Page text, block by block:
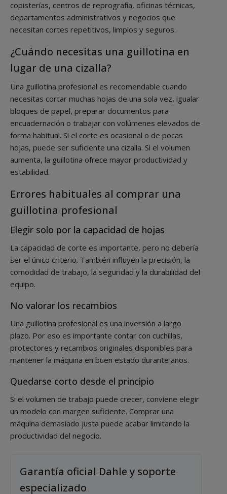
copisterías, centros de reprografía, oficinas técnicas,
departamentos administrativos y negocios que
necesitan cortes repetitivos, limpios y seguros.
¿Cuándo necesitas una guillotina en
lugar de una cizalla?
Una guillotina profesional es recomendable cuando
necesitas cortar muchas hojas de una sola vez, igualar
bloques de papel, preparar documentos para
encuadernación o trabajar con volúmenes elevados de
forma habitual. Si el corte es ocasional o de pocas
hojas, puede ser suficiente una cizalla. Si el volumen
aumenta, la guillotina ofrece mayor productividad y
estabilidad.
Errores habituales al comprar una
guillotina profesional
Elegir solo por la capacidad de hojas
La capacidad de corte es importante, pero no debería
ser el único criterio. También influyen la precisión, la
comodidad de trabajo, la seguridad y la durabilidad del
equipo.
No valorar los recambios
Una guillotina profesional es una inversión a largo
plazo. Por eso es importante contar con cuchillas,
protectores y recambios originales disponibles para
mantener la máquina en buen estado durante años.
Quedarse corto desde el principio
Si el volumen de trabajo puede crecer, conviene elegir
un modelo con margen suficiente. Comprar una
máquina demasiado justa puede acabar limitando la
productividad del negocio.
Garantía oficial Dahle y soporte
especializado